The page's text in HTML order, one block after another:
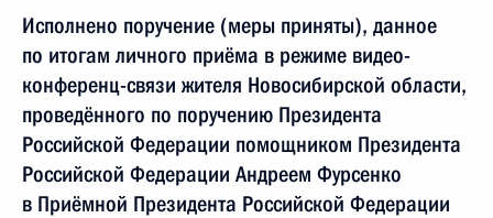
Исполнено поручение (меры приняты), данное
по итогам личного приёма в режиме видео-
конференц-связи жителя Новосибирской области,
проведённого по поручению Президента
Российской Федерации помощником Президента
Российской Федерации Андреем Фурсенко
в Приёмной Президента Российской Федерации